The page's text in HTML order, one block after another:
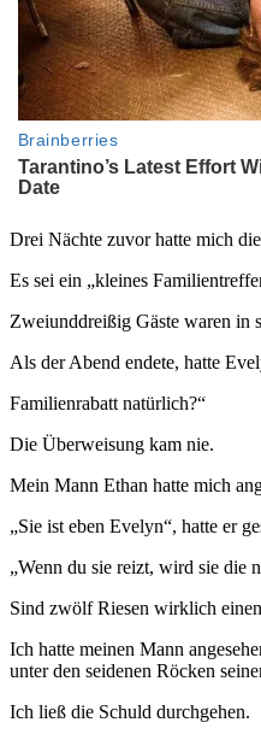
Drei Nächte zuvor hatte mich
Es sei ein „kleines
Zweiunddreißig Gäste waren in
Als der Abend endete, hatte
Familienrabatt natürlich?“
Die Überweisung kam nie.
Mein Mann Ethan hatte mich
„Sie ist eben Evelyn“, hatte er
„Wenn du sie reizt, wird sie die
Sind zwölf Riesen wirklich
Ich hatte meinen Mann
unter den seidenen Röcken
Ich ließ die Schuld durchgehen.